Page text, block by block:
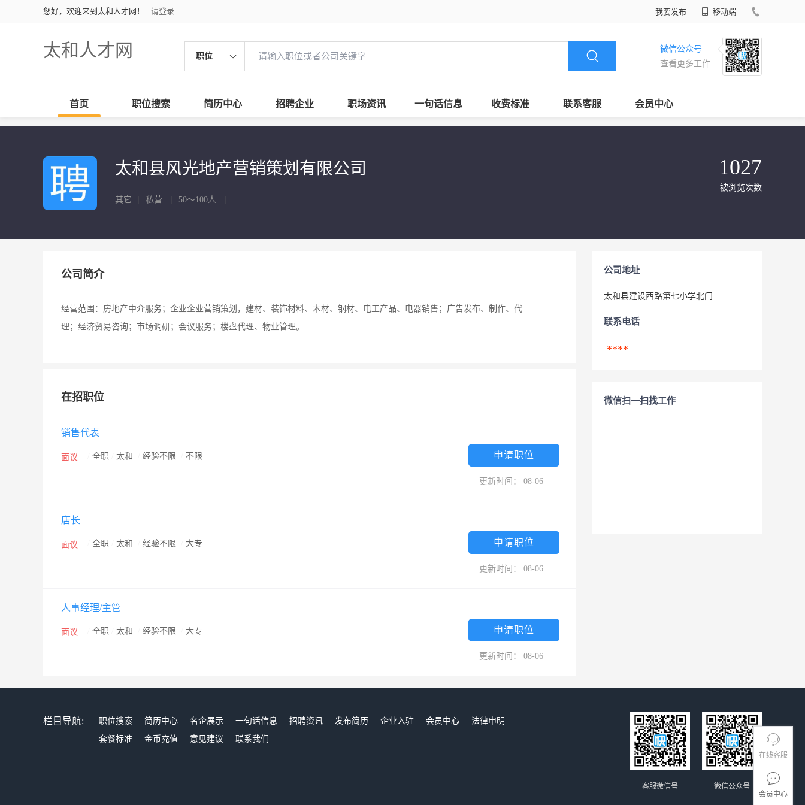
您好，欢迎来到太和人才网！ 请登录 我要发布 移动端
太和人才网 职位
微信公众号
查看更多工作
首页 职位搜索 简历中心 招聘企业 职场资讯 一句话信息 收费标准 联系客服 会员中心
在线客服
会员中心
太和县风光地产营销策划有限公司
其它 私营 50～100人
1027
被浏览次数
公司简介
经营范围：房地产中介服务；企业企业营销策划，建材、装饰材料、木材、钢材、电工产品、电器销售；广告发布、制作、代
理；经济贸易咨询；市场调研；会议服务；楼盘代理、物业管理。
在招职位
销售代表
面议 全职 太和 经验不限 不限 申请职位
更新时间： 08-06
店长
面议 全职 太和 经验不限 大专 申请职位
更新时间： 08-06
人事经理/主管
面议 全职 太和 经验不限 大专 申请职位
更新时间： 08-06
公司地址
太和县建设西路第七小学北门
联系电话
****
微信扫一扫找工作
栏目导航: 职位搜索 简历中心 名企展示 一句话信息 招聘资讯 发布简历 企业入驻 会员中心
法律申明
套餐标准
金币充值 意见建议 联系我们
微信公众号
客服微信号